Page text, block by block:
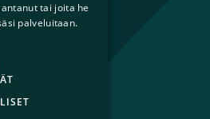
tai joita he
palveluitaan.